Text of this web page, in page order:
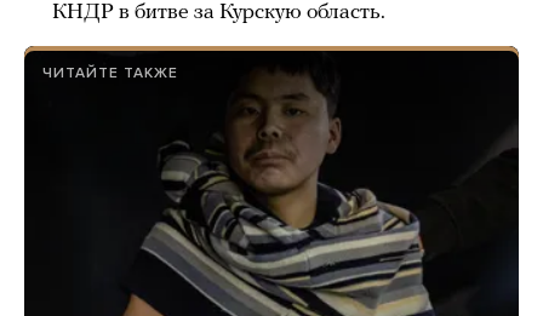
КНДР в битве за Курскую область.
ЧИТАЙТЕ ТАКЖЕ